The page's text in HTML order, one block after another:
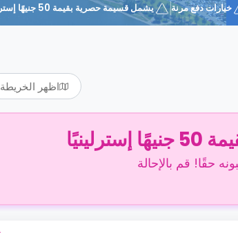
خيارات دفع مرنة يشمل قسيمة حصرية بقيمة 50 جنيهًا إسترلينيًا
اظهر الخريطة
حقًا! قم بالإحالة